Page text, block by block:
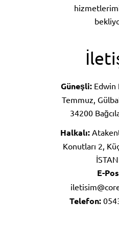
Güneşli:Edwin
Temmuz,
34200
Halkalı:
Konutları 2,
E-
Telefon: